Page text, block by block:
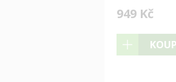
949 Kč